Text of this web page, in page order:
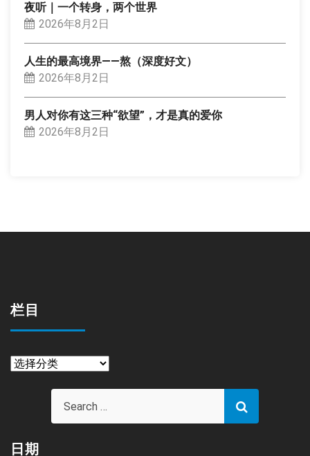
夜听｜一个转身，两个世界
2026年8月2日
人生的最高境界——熬（深度好文）
2026年8月2日
男人对你有这三种“欲望”，才是真的爱你
2026年8月2日
栏目
栏
日期